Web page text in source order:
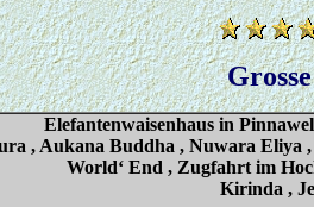
Elefantenwaisenhaus in
, Aukana Buddha , Nuwara Eliya ,
World‘ End , Zugfahrt im
Kirinda ,